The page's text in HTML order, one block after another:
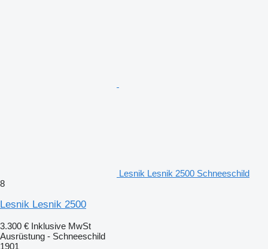
Lesnik Lesnik 2500 Schneeschild
8
Lesnik Lesnik 2500
3.300 € Inklusive MwSt
Ausrüstung - Schneeschild
1901